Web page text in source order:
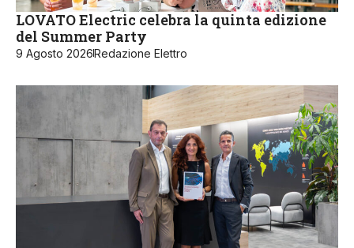
LOVATO Electric celebra la quinta edizione
del Summer Party
9 Agosto 2026Redazione Elettro